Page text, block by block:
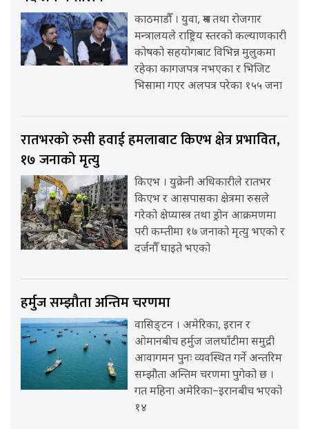
काठमाडौँ । युवा, श्रम तथा रोजगार
मन्त्रालयले राष्ट्रिय स्तरको कल्याणकारी
कोषको सहयोगबाट विभिन्न मुलुकमा
रहेका कागजपत्र नभएका र भिजिट
भिसामा गएर अलपत्र परेका १५५ जना
रातभरको रुसी हवाई हमलाबाट किएभ क्षेत्र प्रभावित,
१७ जनाको मृत्यु
किएभ । युक्रेनी अधिकारीले रातभर
किएभ र आसपासका क्षेत्रमा रुसले
गरेको क्षेप्यास्त्र तथा ड्रोन आक्रमणमा
परी कम्तीमा १७ जनाको मृत्यु भएको र
दर्जनौँ घाइते भएको
हर्मुज सम्झौता अन्तिम चरणमा
वासिङ्टन । अमेरिका, इरान र
ओमानबीच हर्मुज जलघाँटीमा समुद्री
आवागमन पुनः व्यवस्थित गर्ने अन्तरिम
सम्झौता अन्तिम चरणमा पुगेको छ ।
गत महिना अमेरिका–इरानबीच भएको
१४